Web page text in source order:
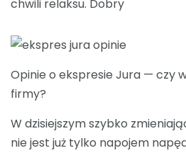
chwili relaksu. Dobry
Opinie o ekspresie Jura — czy
firmy?
W dzisiejszym szybko
nie jest już tylko napojem